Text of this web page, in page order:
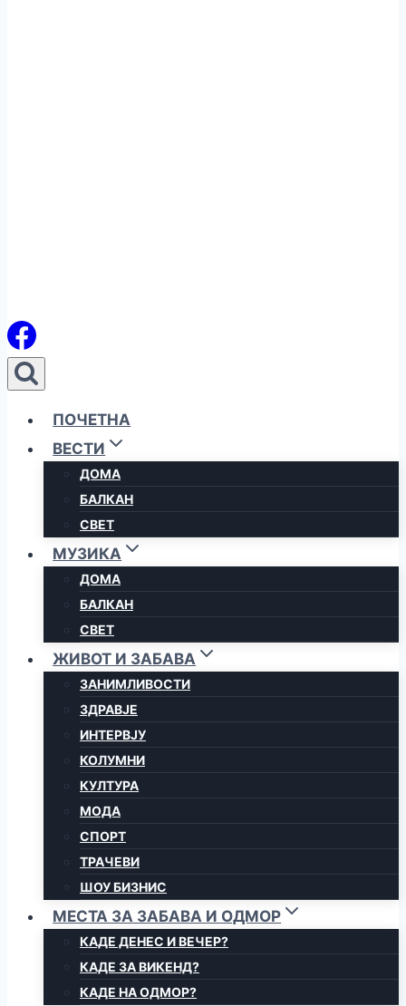
ПОЧЕТНА
ВЕСТИ
ДОМА
БАЛКАН
СВЕТ
МУЗИКА
ДОМА
БАЛКАН
СВЕТ
ЖИВОТ И ЗАБАВА
ЗАНИМЛИВОСТИ
ЗДРАВЈЕ
ИНТЕРВЈУ
КОЛУМНИ
КУЛТУРА
МОДА
СПОРТ
ТРАЧЕВИ
ШОУ БИЗНИС
МЕСТА ЗА ЗАБАВА И ОДМОР
КАДЕ ДЕНЕС И ВЕЧЕР?
КАДЕ ЗА ВИКЕНД?
КАДЕ НА ОДМОР?